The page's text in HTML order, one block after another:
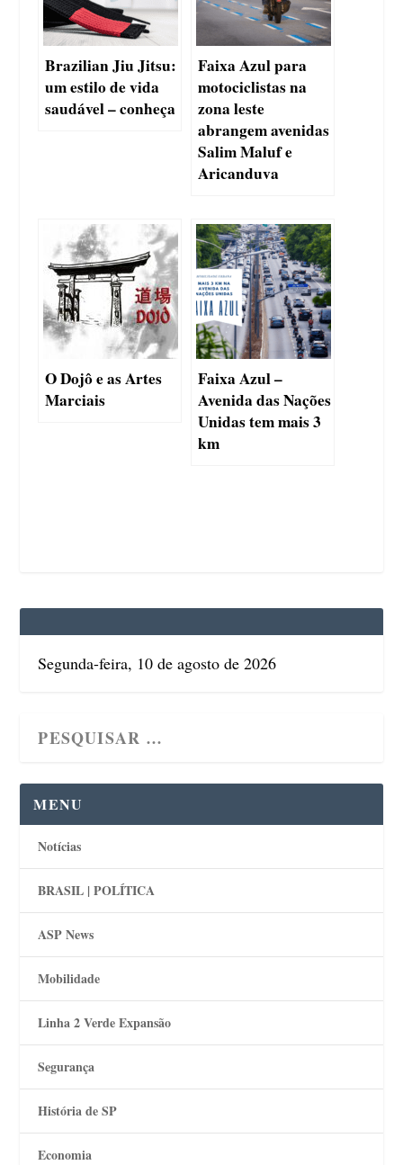
Brazilian Jiu Jitsu:
um estilo de vida
saudável – conheça
Faixa Azul para
motociclistas na
zona leste
abrangem avenidas
Salim Maluf e
Aricanduva
O Dojô e as Artes
Marciais
Faixa Azul –
Avenida das Nações
Unidas tem mais 3
km
Segunda-feira, 10 de agosto de 2026
MENU
Notícias
BRASIL | POLÍTICA
ASP News
Mobilidade
Linha 2 Verde Expansão
Segurança
História de SP
Economia